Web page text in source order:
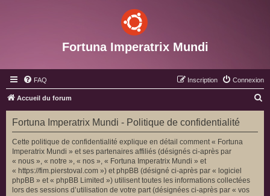
Fortuna Imperatrix Mundi
FAQ Connexion
Inscription
Accueil du forum
e
Fortuna Imperatrix Mundi - Politique de confidentialité
Cette politique de confidentialité explique en détail comment « Fortuna
Imperatrix Mundi » et ses partenaires affiliés (désignés ci-après par
« nous », « notre », « nos », « Fortuna Imperatrix Mundi » et
« https://fim.pierstoval.com ») et phpBB (désigné ci-après par « logiciel
phpBB » et « phpBB Limited ») utilisent toutes les informations collectées
lors des sessions d’utilisation de votre part (désignées ci-après par « vos